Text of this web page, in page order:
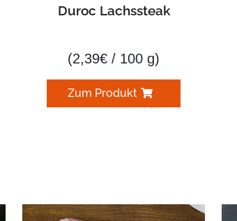
Duroc Lachssteak
(2,39€ / 100 g)
Zum Produkt